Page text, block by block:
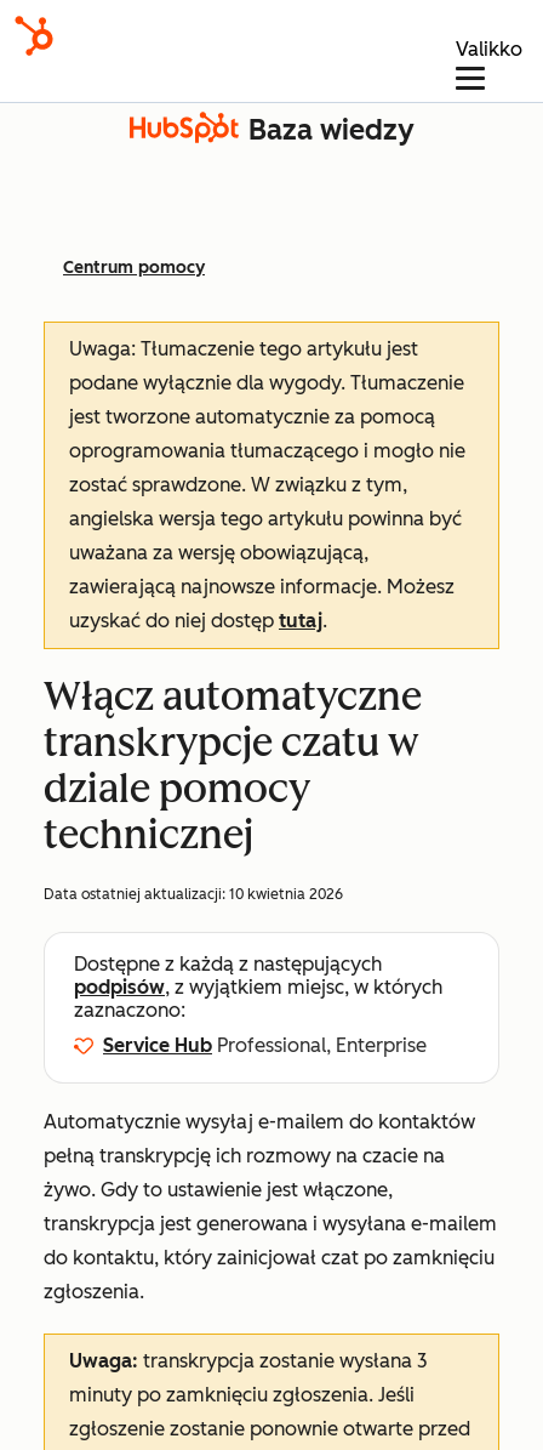
Valikko
Baza wiedzy
Centrum pomocy
Uwaga: Tłumaczenie tego artykułu jest
podane wyłącznie dla wygody. Tłumaczenie
jest tworzone automatycznie za pomocą
oprogramowania tłumaczącego i mogło nie
zostać sprawdzone. W związku z tym,
angielska wersja tego artykułu powinna być
uważana za wersję obowiązującą,
zawierającą najnowsze informacje. Możesz
uzyskać do niej dostęp tutaj.
Włącz automatyczne
transkrypcje czatu w
dziale pomocy
technicznej
Data ostatniej aktualizacji: 10 kwietnia 2026
Dostępne z każdą z następujących
podpisów, z wyjątkiem miejsc, w których
zaznaczono:
Service Hub Professional, Enterprise
Automatycznie wysyłaj e-mailem do kontaktów
pełną transkrypcję ich rozmowy na czacie na
żywo. Gdy to ustawienie jest włączone,
transkrypcja jest generowana i wysyłana e-mailem
do kontaktu, który zainicjował czat po zamknięciu
zgłoszenia.
Uwaga: transkrypcja zostanie wysłana 3
minuty po zamknięciu zgłoszenia. Jeśli
zgłoszenie zostanie ponownie otwarte przed